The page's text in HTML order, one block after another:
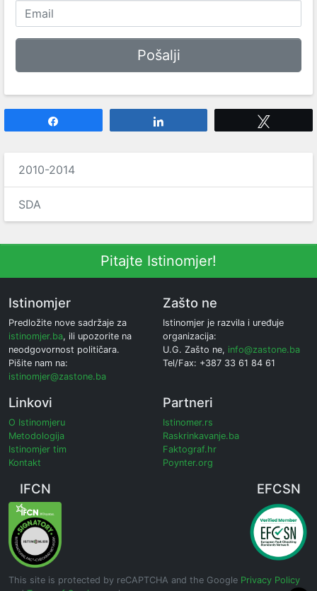
2010-2014
SDA
Pitajte Istinomjer!
Istinomjer
Predložite nove sadržaje za
istinomjer.ba, ili upozorite na
neodgovornost političara.
Pišite nam na:
istinomjer@zastone.ba
Zašto ne
Istinomjer je razvila i uređuje
organizacija:
U.G. Zašto ne, info@zastone.ba
Tel/Fax: +387 33 61 84 61
Linkovi
O Istinomjeru
Metodologija
Istinomjer tim
Kontakt
Partneri
Istinomer.rs
Raskrinkavanje.ba
Faktograf.hr
Poynter.org
IFCN EFCSN
This site is protected by reCAPTCHA and the Google Privacy Policy